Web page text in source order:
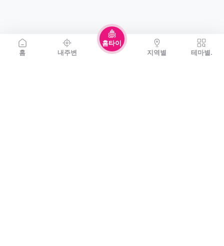
홈 내주변
홈타이
지역별
테마별.